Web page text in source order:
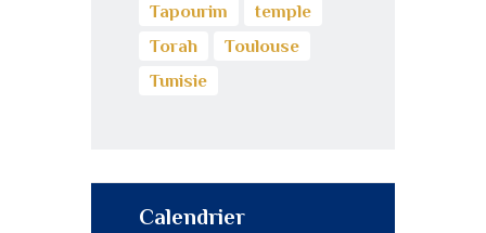
Tapourim
temple
Torah
Toulouse
Tunisie
Calendrier